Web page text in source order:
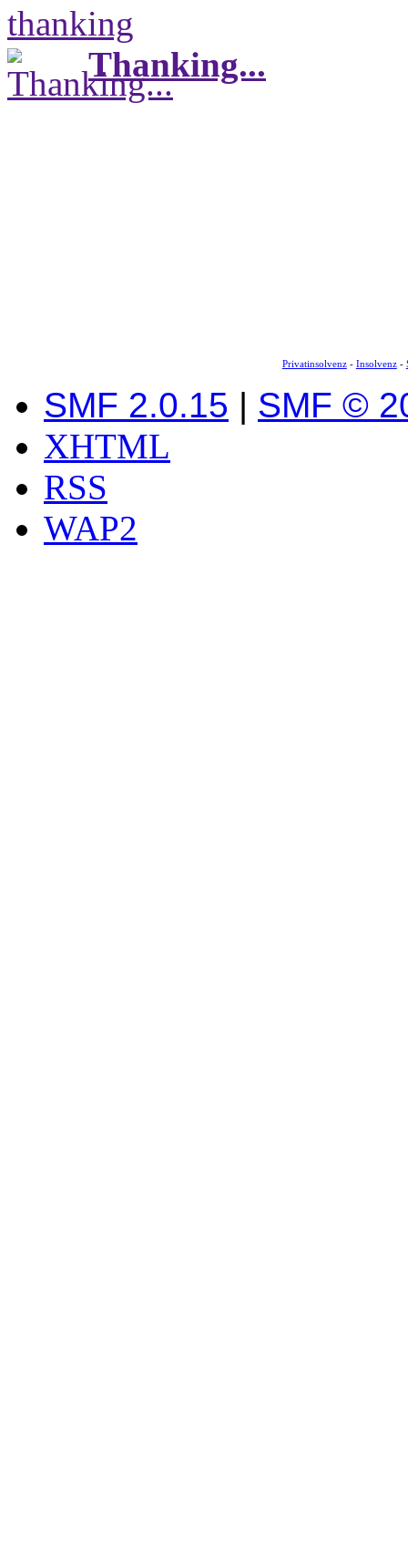
Thanking...
Privatinsolvenz- Insolvenz-
SMF 2.0.15 | SMF ©
XHTML
RSS
WAP2